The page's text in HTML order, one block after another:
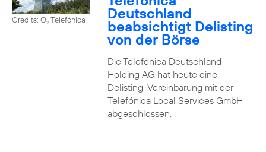
Credits: O2Telefónica Deutschland
beabsichtigt Delisting
von der Börse
Die Telefónica Deutschland
Holding AG hat heute eine
Delisting-Vereinbarung mit der
Telefónica Local Services GmbH
abgeschlossen.